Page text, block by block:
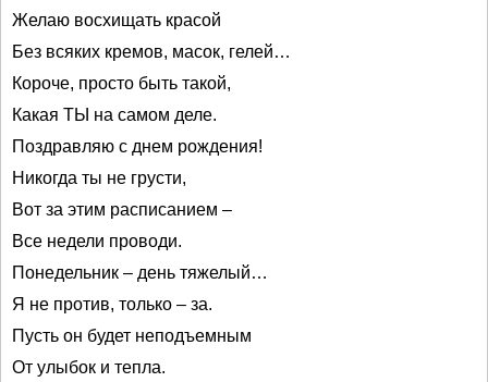
Желаю восхищать красой
Без всяких кремов, масок, гелей…
Короче, просто быть такой,
Какая ТЫ на самом деле.
Поздравляю с днем рождения!
Никогда ты не грусти,
Вот за этим расписанием –
Все недели проводи.
Понедельник – день тяжелый…
Я не против, только – за.
Пусть он будет неподъемным
От улыбок и тепла.